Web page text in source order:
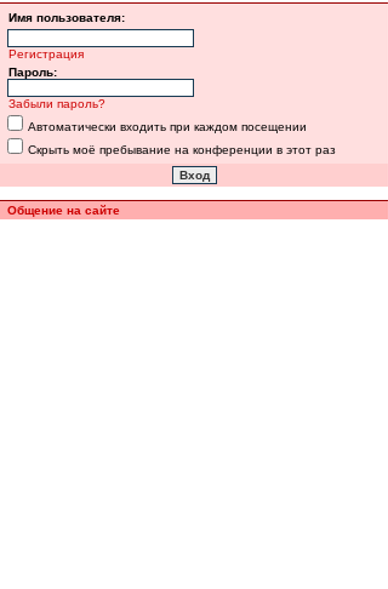
Имя пользователя:
Регистрация
Пароль:
Забыли пароль?
Автоматически входить при каждом посещении
Скрыть моё пребывание на конференции в этот раз
Общение на сайте